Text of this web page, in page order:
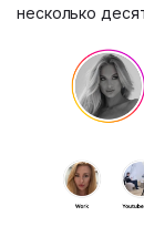
несколько